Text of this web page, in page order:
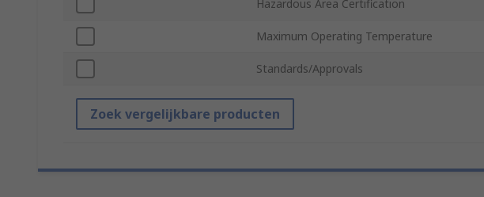
Hazardous Area Certification
Maximum Operating Temperature
Standards/Approvals
Zoek vergelijkbare producten